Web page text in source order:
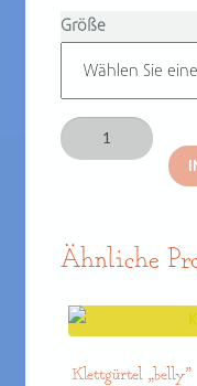
Größe
„belly”
on
Ähnliche
Klettgürtel „belly”